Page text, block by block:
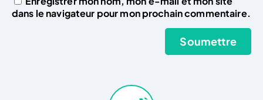
dans le navigateur pour mon prochain commentaire.